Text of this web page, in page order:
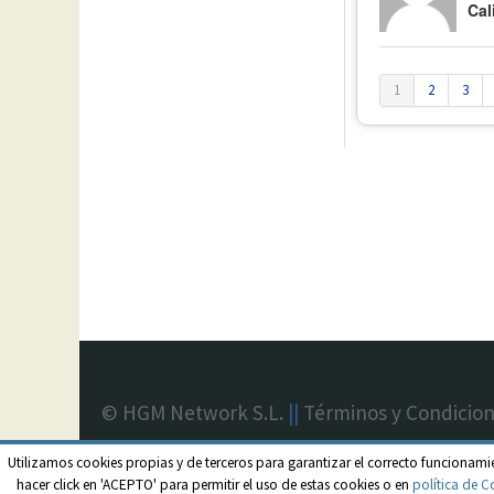
Utilizamos cookies propias y de terceros para garantizar el correcto
hacer click en 'ACEPTO' para permitir el uso de estas cookies o en política de
1 2 3
© HGM Network S.L. || Términos y